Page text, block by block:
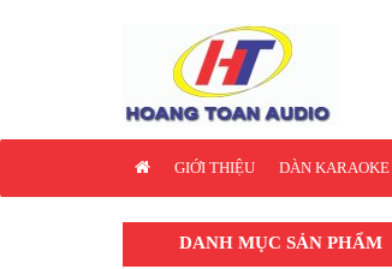
GIỚI THIỆU DÀN KARAOKE
DANH MỤC SẢN PHẨM